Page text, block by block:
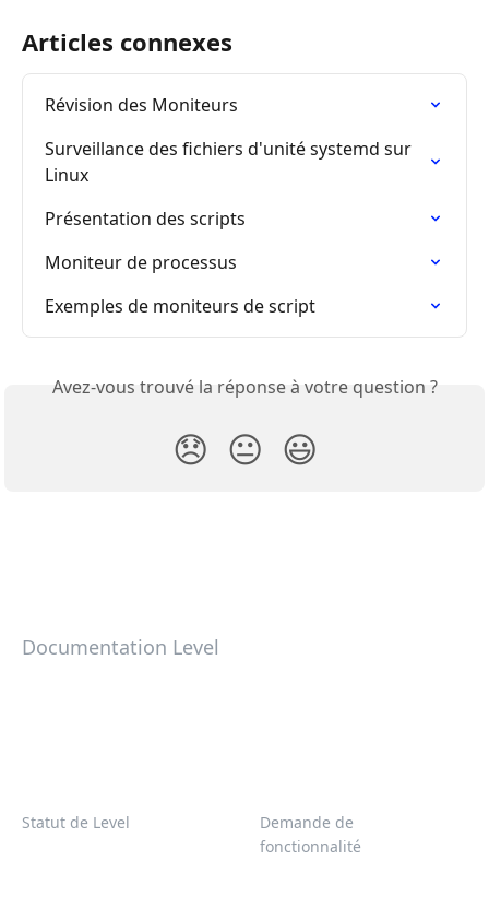
Articles connexes
Révision des Moniteurs
Surveillance des fichiers d'unité systemd sur
Linux
Présentation des scripts
Moniteur de processus
Exemples de moniteurs de script
Avez-vous trouvé la réponse à votre question ?
😞 😐 😃
Documentation Level
Statut de Level
Demande de
fonctionnalité